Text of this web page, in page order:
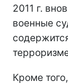
2011 г.
военные
Кроме того,